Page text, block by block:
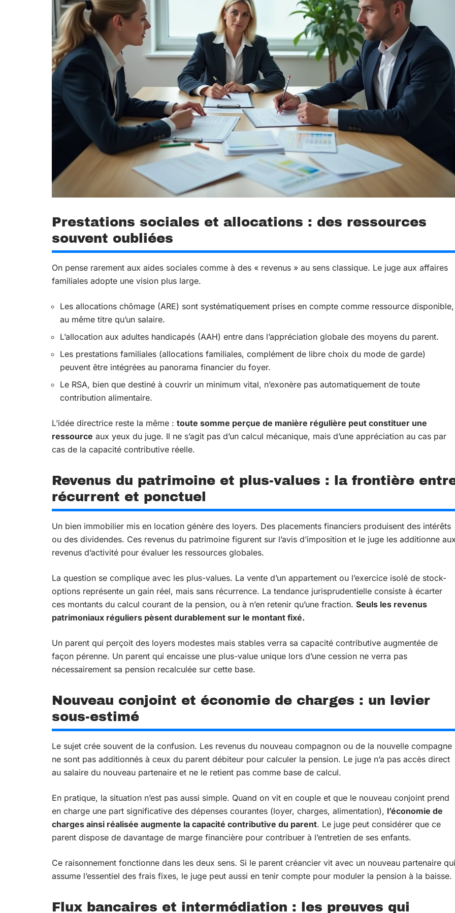
Prestations sociales et allocations : des ressources
souvent oubliées
On pense rarement aux aides sociales comme à des « revenus » au sens classique. Le juge aux affaires
familiales adopte une vision plus large.
Les allocations chômage (ARE) sont systématiquement prises en compte comme ressource disponible,
au même titre qu’un salaire.
L’allocation aux adultes handicapés (AAH) entre dans l’appréciation globale des moyens du parent.
Les prestations familiales (allocations familiales, complément de libre choix du mode de garde)
peuvent être intégrées au panorama financier du foyer.
Le RSA, bien que destiné à couvrir un minimum vital, n’exonère pas automatiquement de toute
contribution alimentaire.
L’idée directrice reste la même : toute somme perçue de manière régulière peut constituer une
ressource aux yeux du juge. Il ne s’agit pas d’un calcul mécanique, mais d’une appréciation au cas par
cas de la capacité contributive réelle.
Revenus du patrimoine et plus-values : la frontière
récurrent et ponctuel
Un bien immobilier mis en location génère des loyers. Des placements financiers produisent des intérêts
ou des dividendes. Ces revenus du patrimoine figurent sur l’avis d’imposition et le juge les additionne
revenus d’activité pour évaluer les ressources globales.
La question se complique avec les plus-values. La vente d’un appartement ou l’exercice isolé de stock-
options représente un gain réel, mais sans récurrence. La tendance jurisprudentielle consiste à écarter
ces montants du calcul courant de la pension, ou à n’en retenir qu’une fraction. Seuls les revenus
patrimoniaux réguliers pèsent durablement sur le montant fixé.
Un parent qui perçoit des loyers modestes mais stables verra sa capacité contributive augmentée de
façon pérenne. Un parent qui encaisse une plus-value unique lors d’une cession ne verra pas
nécessairement sa pension recalculée sur cette base.
Nouveau conjoint et économie de charges : un levier
sous-estimé
Le sujet crée souvent de la confusion. Les revenus du nouveau compagnon ou de la nouvelle compagne
ne sont pas additionnés à ceux du parent débiteur pour calculer la pension. Le juge n’a pas accès direct
au salaire du nouveau partenaire et ne le retient pas comme base de calcul.
En pratique, la situation n’est pas aussi simple. Quand on vit en couple et que le nouveau conjoint prend
en charge une part significative des dépenses courantes (loyer, charges, alimentation), l’économie de
charges ainsi réalisée augmente la capacité contributive du parent. Le juge peut considérer que ce
parent dispose de davantage de marge financière pour contribuer à l’entretien de ses enfants.
Ce raisonnement fonctionne dans les deux sens. Si le parent créancier vit avec un nouveau partenaire qui
assume l’essentiel des frais fixes, le juge peut aussi en tenir compte pour moduler la pension à la baisse.
Flux bancaires et intermédiation : les preuves qui